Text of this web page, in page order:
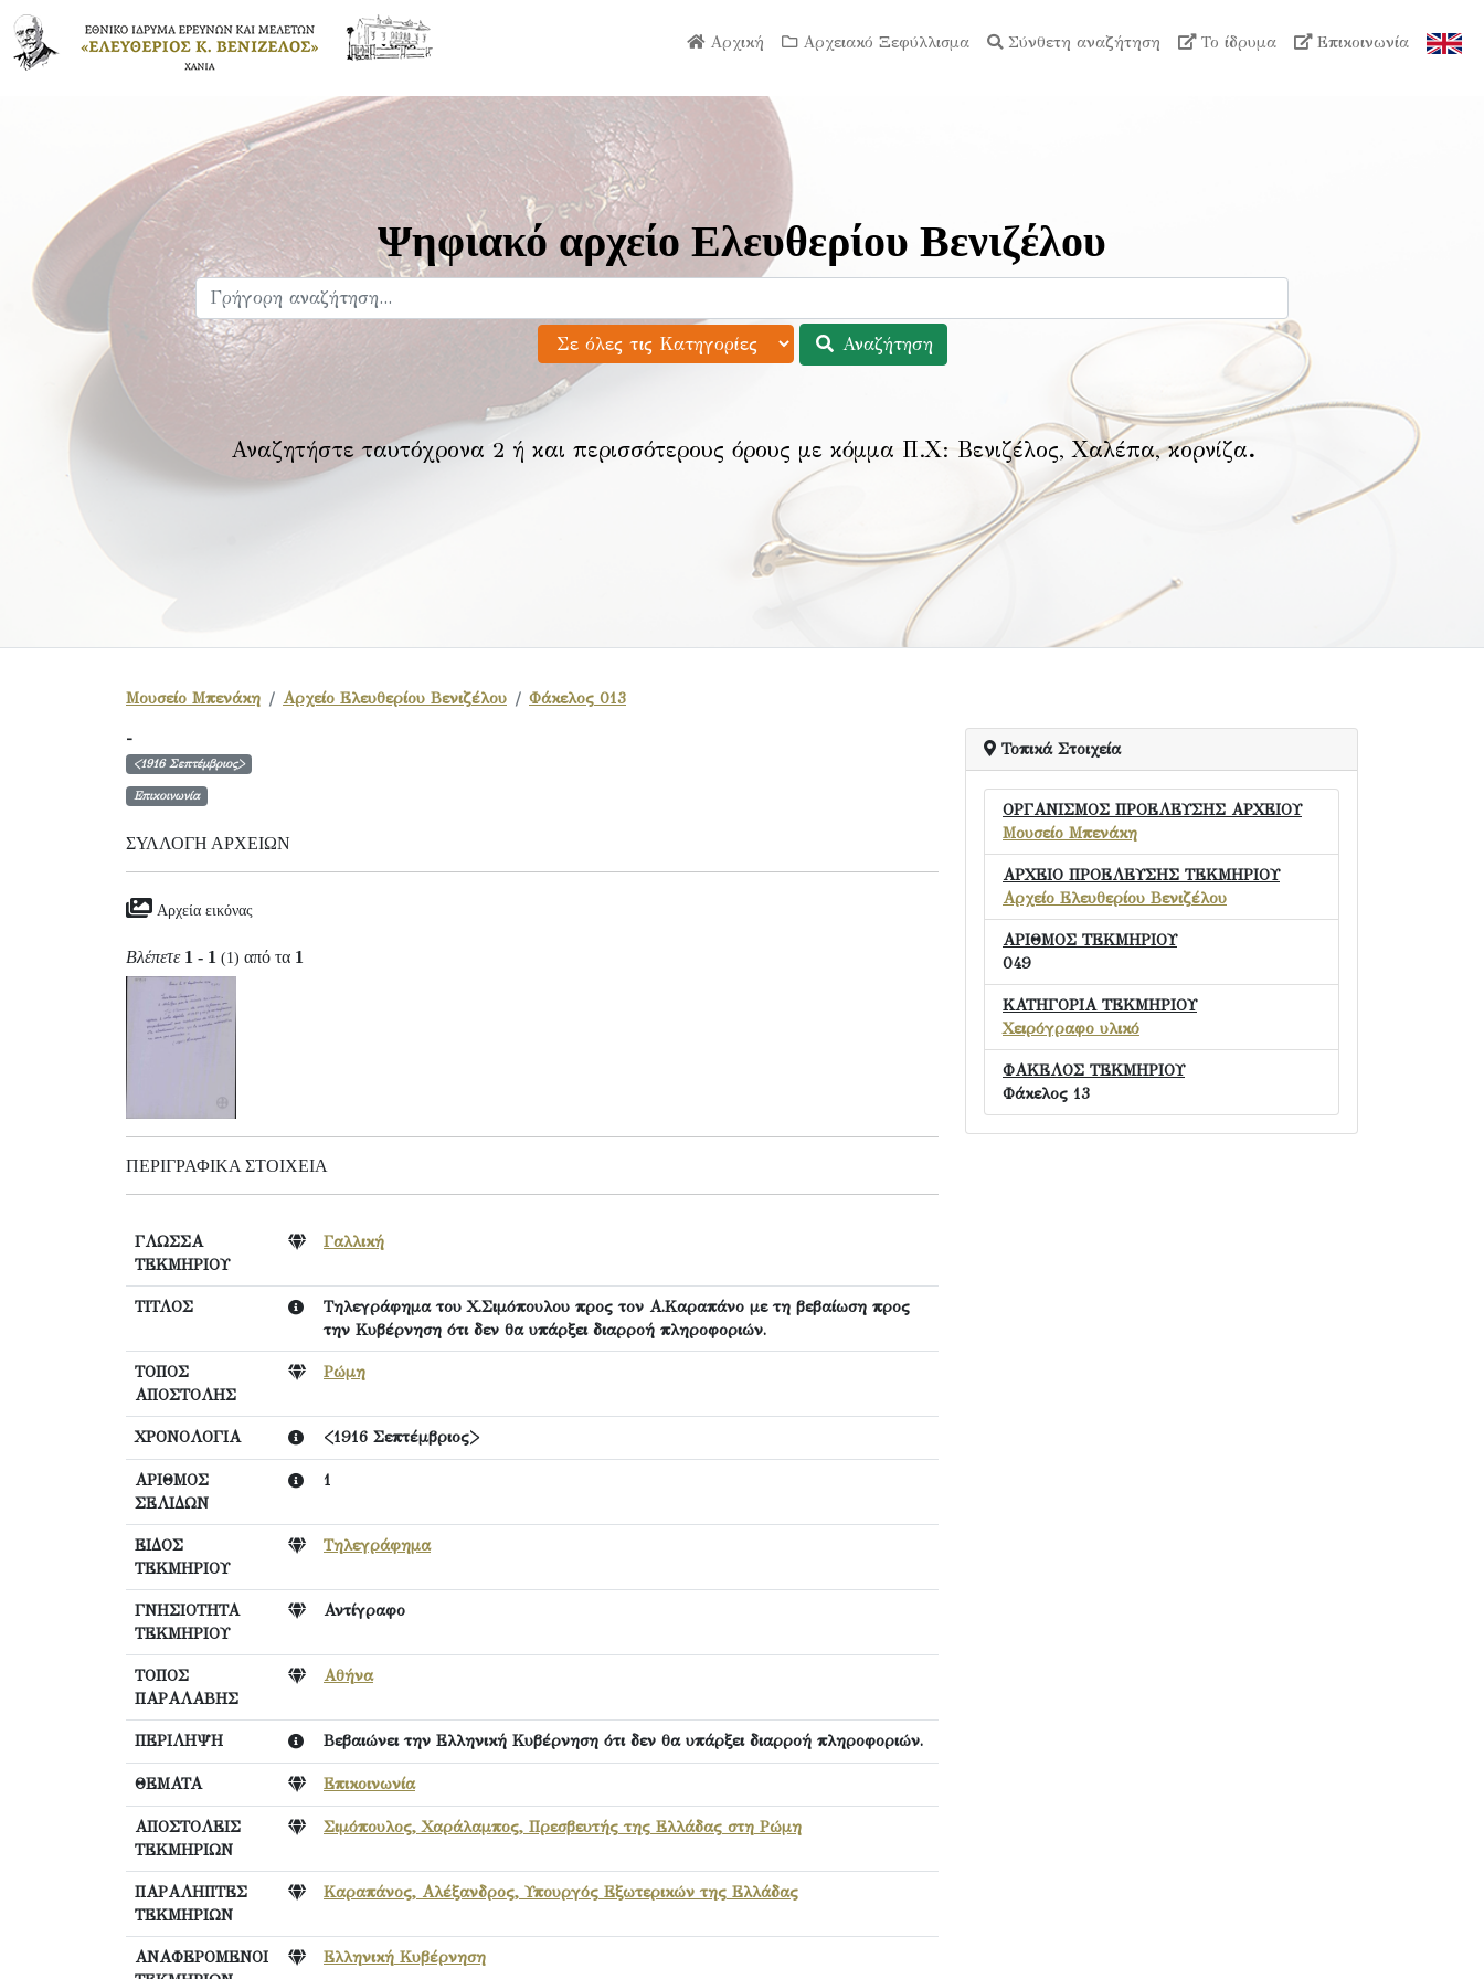
Αρχική Αρχειακό Ξεφύλλισμα Σύνθετη αναζήτηση Το ίδρυμα Επικοινωνία
Ψηφιακό αρχείο Ελευθερίου Βενιζέλου
Αναζήτηση
Αναζητήστε ταυτόχρονα 2 ή και περισσότερους όρους με κόμμα Π.Χ: Βενιζέλος, Χαλέπα, κορνίζα.
Μουσείο Μπενάκη Αρχείο Ελευθερίου Βενιζέλου Φάκελος 013
-
<1916 Σεπτέμβριος>
Επικοινωνία
ΣΥΛΛΟΓΉ ΑΡΧΕΊΩΝ
Αρχεία εικόνας
Βλέπετε 1 - 1 (1) από τα 1
ΠΕΡΙΓΡΑΦΙΚΆ ΣΤΟΙΧΕΊΑ
ΓΛΩΣΣΑ
ΤΕΚΜΗΡΙΟΥ
Γαλλική
ΤΙΤΛΟΣ
Τηλεγράφημα του Χ.Σιμόπουλου προς τον Α.Καραπάνο με τη βεβαίωση προς
την Κυβέρνηση ότι δεν θα υπάρξει διαρροή πληροφοριών.
ΤΟΠΟΣ
ΑΠΟΣΤΟΛΗΣ
Ρώμη
ΧΡΟΝΟΛΟΓΙΑ <1916 Σεπτέμβριος>
ΑΡΙΘΜΟΣ
ΣΕΛΙΔΩΝ
1
ΕΙΔΟΣ
ΤΕΚΜΗΡΙΟΥ
Τηλεγράφημα
ΓΝΗΣΙΟΤΗΤΑ
ΤΕΚΜΗΡΙΟΥ
Αντίγραφο
ΤΟΠΟΣ
ΠΑΡΑΛΑΒΗΣ
Αθήνα
ΠΕΡΙΛΗΨΗ Βεβαιώνει την Ελληνική Κυβέρνηση ότι δεν θα υπάρξει διαρροή πληροφοριών.
ΘΕΜΑΤΑ Επικοινωνία
ΑΠΟΣΤΟΛΕΙΣ
ΤΕΚΜΗΡΙΩΝ
Σιμόπουλος, Χαράλαμπος, Πρεσβευτής της Ελλάδας στη Ρώμη
ΠΑΡΑΛΗΠΤΕΣ
ΤΕΚΜΗΡΙΩΝ
Καραπάνος, Αλέξανδρος, Υπουργός Εξωτερικών της Ελλάδας
ΑΝΑΦΕΡΟΜΕΝΟΙ
Ελληνική Κυβέρνηση
Τοπικά Στοιχεία
ΟΡΓΑΝΙΣΜΟΣ ΠΡΟΕΛΕΥΣΗΣ ΑΡΧΕΙΟΥ
Μουσείο Μπενάκη
ΑΡΧΕΙΟ ΠΡΟΕΛΕΥΣΗΣ ΤΕΚΜΗΡΙΟΥ
Αρχείο Ελευθερίου Βενιζέλου
ΑΡΙΘΜΟΣ ΤΕΚΜΗΡΙΟΥ
049
ΚΑΤΗΓΟΡΙΑ ΤΕΚΜΗΡΙΟΥ
Χειρόγραφο υλικό
ΦΑΚΕΛΟΣ ΤΕΚΜΗΡΙΟΥ
Φάκελος 13